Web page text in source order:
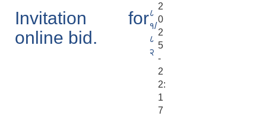
Invitation for
online bid.
८
१/
८
२
2
0
2
5
-
2
2:
1
7